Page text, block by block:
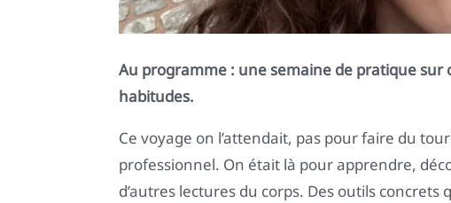
Au programme : une semaine de pratique sur
habitudes.
Ce voyage on l’attendait, pas pour faire du
professionnel. On était là pour apprendre,
d’autres lectures du corps. Des outils concrets